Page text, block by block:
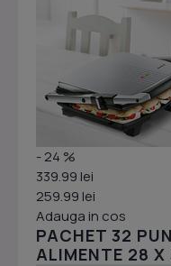
- 24 %
339.99 lei
259.99 lei
Adauga in cos
PACHET 32
ALIMENTE 28 X